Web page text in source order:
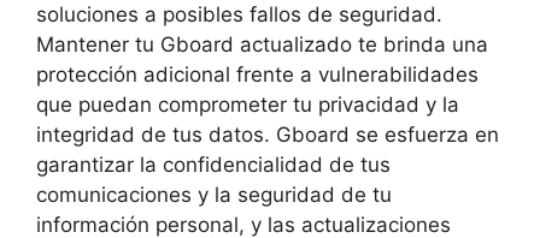
soluciones⁤ a posibles fallos ‌de‍ seguridad.
Mantener tu Gboard actualizado te brinda una⁤
protección adicional​ frente a vulnerabilidades ​
que puedan comprometer tu privacidad y la
integridad de tus datos. Gboard se esfuerza ⁤en⁢
garantizar‍ la confidencialidad de⁣ tus
comunicaciones y la seguridad de tu
‍información personal, y ‍las actualizaciones